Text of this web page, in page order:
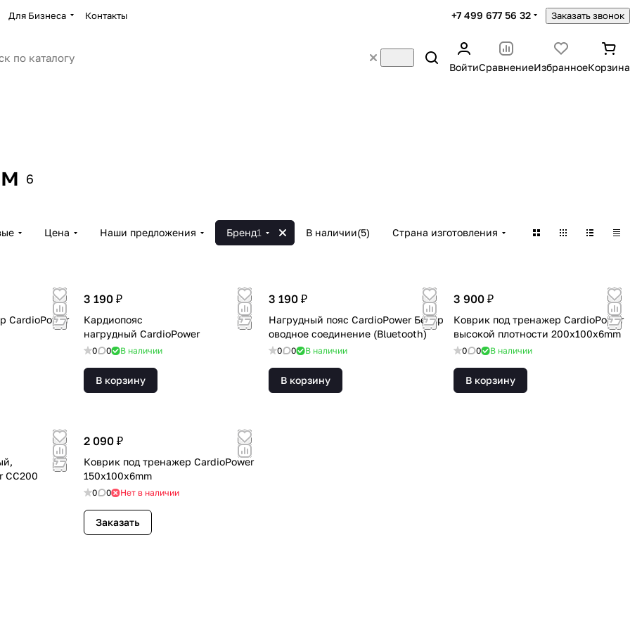
Для Бизнеса Контакты +7 499 677 56 32 Заказать звонок
ВойтиСравнениеИзбранноеКорзина
6
Цена Наши предложения Бренд1 В наличии(5) Страна изготовления
CardioPower
3 190 ₽
Кардиопояс
нагрудный CardioPower
0 0 В наличии
В корзину
3 190 ₽
Нагрудный пояс CardioPower Беспр
оводное соединение (Bluetooth)
0 0 В наличии
В корзину
3 900 ₽
Коврик под тренажер CardioPower
высокой плотности 200x100x6mm
0 0 В наличии
В корзину
CC200
2 090 ₽
Коврик под тренажер CardioPower
150x100x6mm
0 0 Нет в наличии
Заказать